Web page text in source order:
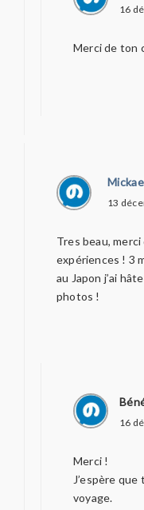
16
Merci de ton
13
Tres beau,
expériences ! 3
au Japon j’ai
photos !
16
Merci !
J’espère
voyage.